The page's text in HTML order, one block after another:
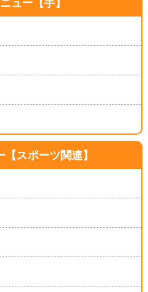
ュー【手】
【スポーツ関連】